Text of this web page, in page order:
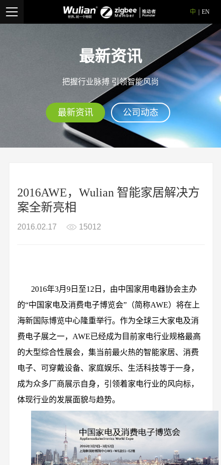
中 EN
最新资讯
把握行业脉搏 引领智能风尚
最新资讯 公司动态
2016AWE，Wulian 智能家居解决方
案全新亮相
2016.02.17 15012
2016年3月9日至12日，由中国家用电器协会主办
的“中国家电及消费电子博览会”（简称AWE）将在上
海新国际博览中心隆重举行。作为全球三大家电及消
费电子展之一，AWE已经成为目前家电行业规格最高
的大型综合性展会，集当前最火热的智能家居、消费
电子、可穿戴设备、家庭娱乐、生活科技等于一身，
成为众多厂商展示自身，引领着家电行业的风向标，
体现行业的发展面貌与趋势。